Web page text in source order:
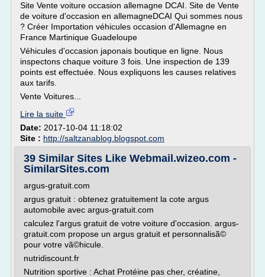
Site Vente voiture occasion allemagne DCAI. Site de Vente
de voiture d'occasion en allemagneDCAI Qui sommes nous
? Créer Importation véhicules occasion d'Allemagne en
France Martinique Guadeloupe
Véhicules d'occasion japonais boutique en ligne. Nous
inspectons chaque voiture 3 fois. Une inspection de 139
points est effectuée. Nous expliquons les causes relatives
aux tarifs.
Vente Voitures...
Lire la suite
Date: 2017-10-04 11:18:02
Site : http://saltzanablog.blogspot.com
39 Similar Sites Like Webmail.wizeo.com -
SimilarSites.com
argus-gratuit.com
argus gratuit : obtenez gratuitement la cote argus
automobile avec argus-gratuit.com
calculez l'argus gratuit de votre voiture d'occasion. argus-
gratuit.com propose un argus gratuit et personnalisã©
pour votre vã©hicule.
nutridiscount.fr
Nutrition sportive : Achat Protéine pas cher, créatine,